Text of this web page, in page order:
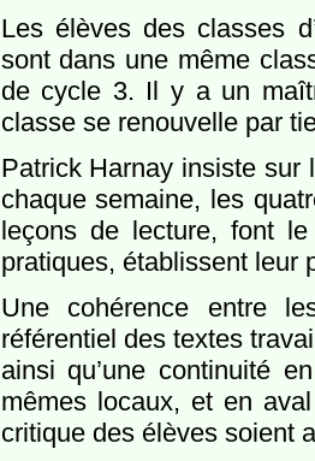
Les élèves des classes
sont dans une même
de cycle 3. Il y a un
classe se renouvelle par
Patrick Harnay insiste sur
chaque semaine, les
leçons de lecture, font
pratiques, établissent leur
Une cohérence entre
référentiel des textes
ainsi qu’une continuité
mêmes locaux, et en
critique des élèves soient